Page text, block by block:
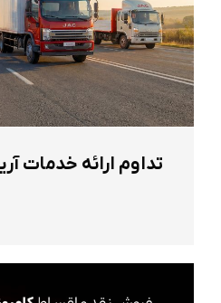
تداوم ارائه خدمات